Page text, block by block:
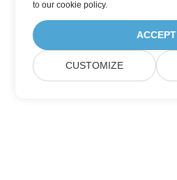
toour cookie policy.
ACCEPT
CUSTOMIZE